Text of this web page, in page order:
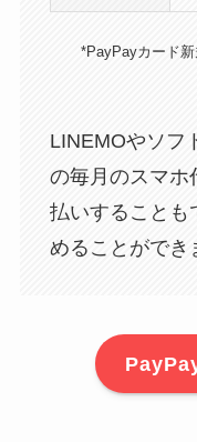
*PayPayカード
LINEMOやソフ
の毎月のスマホ
払いすることも
めることができ